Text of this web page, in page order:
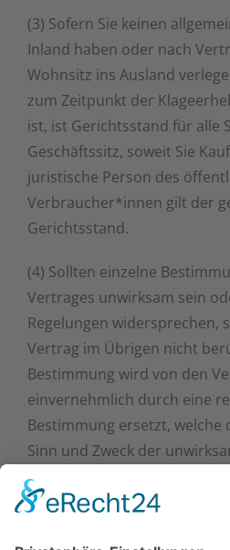
(3) Sofern Sie keinen
Inland haben oder nach
Wohnsitz ins Ausland
zum Zeitpunkt der
ist, ist Gerichtsstand für alle
Geschäftssitz, soweit Sie
juristische Person des
Verbraucher*innen gilt der
Gerichtsstand.
(4) Sollten einzelne
Vertrages unwirksam sein
Regelungen widersprechen,
Vertrag im Übrigen nicht
Bestimmung wird von den
einvernehmlich durch eine
Bestimmung ersetzt, welche
Sinn und Zweck der
nächsten kommt. Die
entsprechend bei